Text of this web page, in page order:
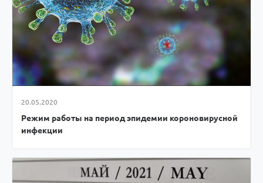
20.05.2020
Режим работы на период эпидемии короновирусной
инфекции